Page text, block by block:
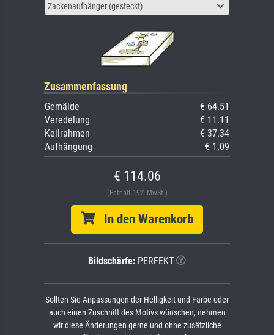
Zackenaufhänger (gesteckt)
Zusammenfassung
Gemälde
€ 64.51
Veredelung
€ 11.11
Keilrahmen
€ 37.34
Aufhängung
€ 1.09
€ 114.06
(Enthält 19% MwSt.)
In den Warenkorb
Bildschärfe: PERFEKT
Sollten Sie Anpassungen der Helligkeit und Farbe oder
auch einen Zuschnitt des Motivs wünschen, nehmen
wir diese Änderungen gerne und ohne zusätzliche